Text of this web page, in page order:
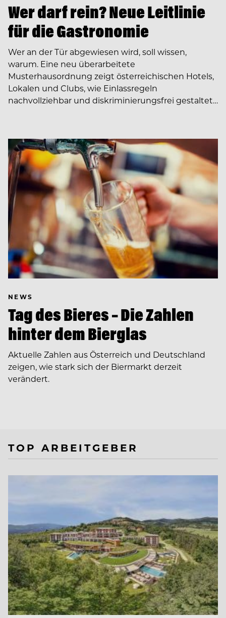
Wer darf rein? Neue Leitlinie
für die Gastronomie
Wer an der Tür abgewiesen wird, soll wissen,
warum. Eine neu überarbeitete
Musterhausordnung zeigt österreichischen Hotels,
Lokalen und Clubs, wie Einlassregeln
nachvollziehbar und diskriminierungsfrei gestaltet…
NEWS
Tag des Bieres – Die Zahlen
hinter dem Bierglas
Aktuelle Zahlen aus Österreich und Deutschland
zeigen, wie stark sich der Biermarkt derzeit
verändert.
TOP ARBEITGEBER